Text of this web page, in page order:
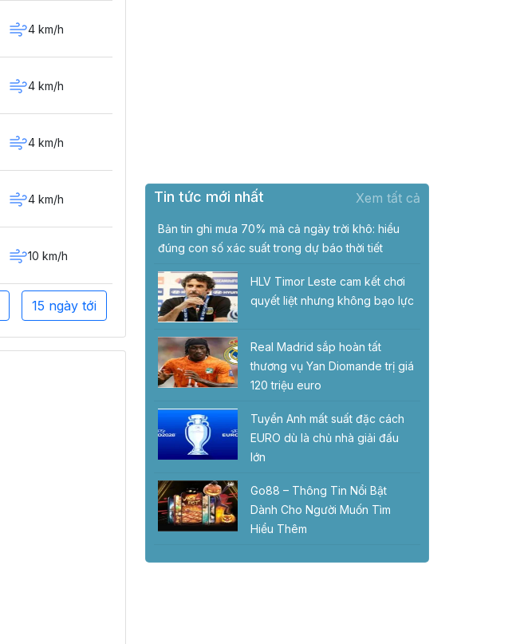
4 km/h
4 km/h
4 km/h
4 km/h
10 km/h
15 ngày tới
Tin tức mới nhất Xem tất cả
Bản tin ghi mưa 70% mà cả ngày trời khô: hiểu
đúng con số xác suất trong dự báo thời tiết
HLV Timor Leste cam kết chơi
quyết liệt nhưng không bạo lực
Real Madrid sắp hoàn tất
thương vụ Yan Diomande trị giá
120 triệu euro
Tuyển Anh mất suất đặc cách
EURO dù là chủ nhà giải đấu
lớn
Go88 – Thông Tin Nổi Bật
Dành Cho Người Muốn Tìm
Hiểu Thêm